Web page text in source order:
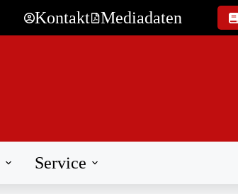
Kontakt Mediadaten
Service